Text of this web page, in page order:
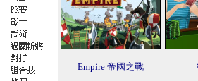
Empire 帝國之戰